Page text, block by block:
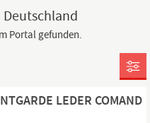
Deutschland
Portal gefunden.
LEDER COMAND